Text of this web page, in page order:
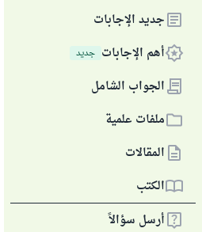
جديد الإجابات
أهم الإجابات جديد
الجواب الشامل
ملفات علمية
المقالات
الكتب
أرسل سؤالاً